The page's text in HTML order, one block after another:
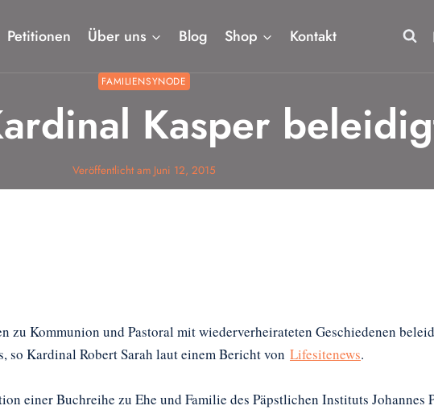
Petitionen Über uns Blog Shop Kontakt
FAMILIENSYNODE
Kasper
Veröffentlicht am Juni 12, 2015
zu Kommunion und Pastoral mit wiederverheirateten Geschiedenen
so Kardinal Robert Sarah laut einem Bericht von Lifesitenews.
einer Buchreihe zu Ehe und Familie des Päpstlichen Instituts Johannes